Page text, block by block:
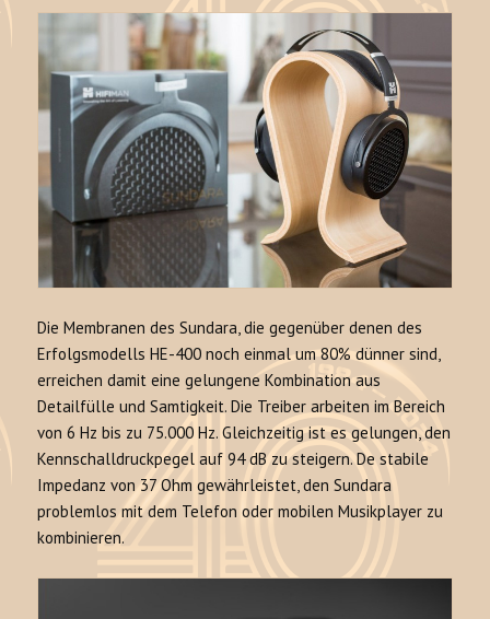
Die Membranen des Sundara, die gegenüber denen des
Erfolgsmodells HE-400 noch einmal um 80% dünner sind,
erreichen damit eine gelungene Kombination aus
Detailfülle und Samtigkeit. Die Treiber arbeiten im Bereich
von 6 Hz bis zu 75.000 Hz. Gleichzeitig ist es gelungen, den
Kennschalldruckpegel auf 94 dB zu steigern. De stabile
Impedanz von 37 Ohm gewährleistet, den Sundara
problemlos mit dem Telefon oder mobilen Musikplayer zu
kombinieren.